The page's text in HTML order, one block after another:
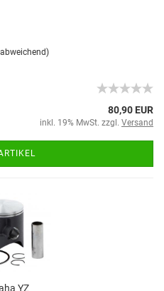
80,90 EUR
inkl. 19% MwSt. zzgl. Versand
YZ